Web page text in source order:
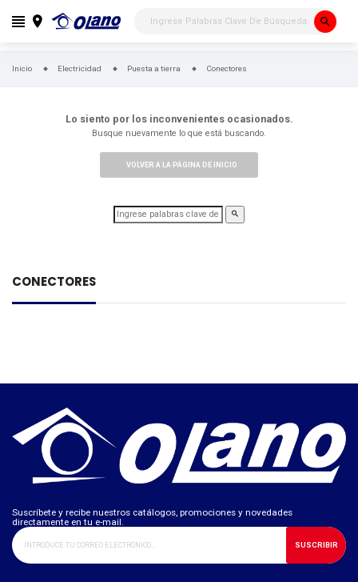
search
Inicio Electricidad Puesta a tierra Conectores
CONECTORES
Lo siento por los inconvenientes ocasionados.
Busque nuevamente lo que está buscando.
VOLVER A LA PÁGINA DE INICIO
Suscríbete y recibe nuestros catálogos, promociones y novedades
directamente en tu e-mail.
SUSCRIBIR